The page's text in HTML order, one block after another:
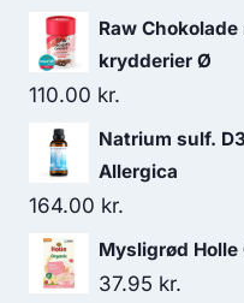
Raw
krydderier Ø
110.00 kr.
Natrium sulf.
Allergica
164.00 kr.
Mysligrød
37.95 kr.